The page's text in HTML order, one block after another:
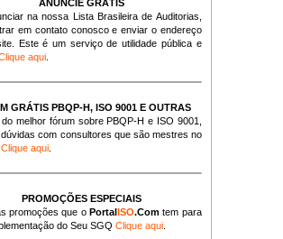
ANUNCIE GRÁTIS
na nossa Lista Brasileira de Auditorias,
em contato conosco e enviar o endereço
Este é um serviço de utilidade pública e
aqui
GRÁTIS PBQP-H, ISO 9001 E OUTRAS
melhor fórum sobre PBQP-H e ISO 9001,
com consultores que são mestres no
Clique aqui
PROMOÇÕES ESPECIAIS
promoções que oPortalISO.Com tem para
do Seu SGQClique aqui